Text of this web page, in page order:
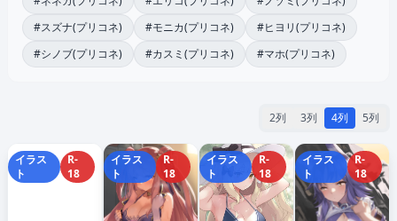
#スズナ(プリコネ)
#モニカ(プリコネ)
#ヒヨリ(プリコネ)
#シノブ(プリコネ)
#カスミ(プリコネ) #マホ(プリコネ)
2列 3列 4列 5列
イラス
ト
R-
18
イラス
ト
R-
18
イラス
ト
R-
18
イラス
ト
R-
18